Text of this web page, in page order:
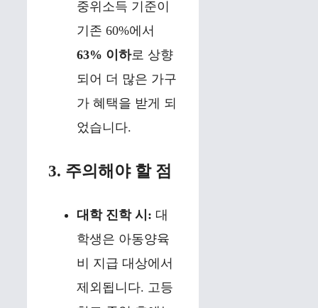
중위소득 기준이
기존 60%에서
63% 이하로 상향
되어 더 많은 가구
가 혜택을 받게 되
었습니다.
3. 주의해야 할 점
대학 진학 시: 대
학생은 아동양육
비 지급 대상에서
제외됩니다. 고등